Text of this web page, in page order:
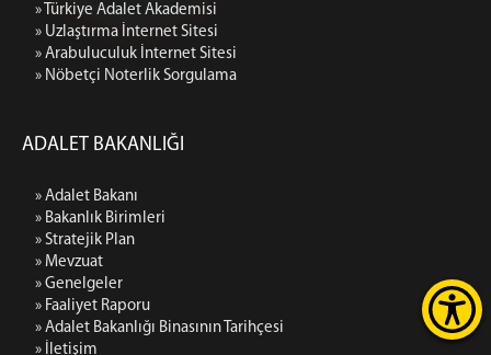
» Türkiye Adalet Akademisi
» Uzlaştırma İnternet Sitesi
» Arabuluculuk İnternet Sitesi
» Nöbetçi Noterlik Sorgulama
ADALET BAKANLIĞI
» Adalet Bakanı
» Bakanlık Birimleri
» Stratejik Plan
» Mevzuat
» Genelgeler
» Faaliyet Raporu
» Adalet Bakanlığı Binasının Tarihçesi
» İletişim